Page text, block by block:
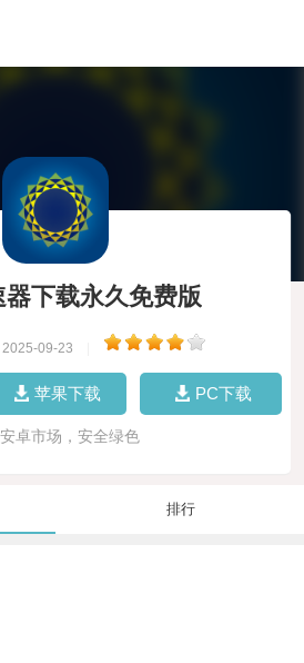
下载永久免费版
2025-09-23
苹果下载 PC下载
安卓市场，安全绿色
排行